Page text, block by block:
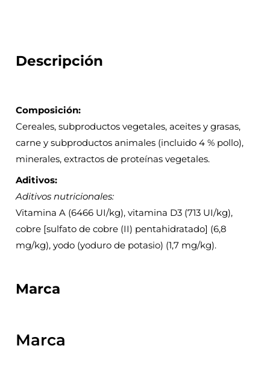
Descripción
Composición:
Cereales, subproductos vegetales, aceites y grasas,
carne y subproductos animales (incluido 4 % pollo),
minerales, extractos de proteínas vegetales.
Aditivos:
Aditivos nutricionales:
Vitamina A (6466 UI/kg), vitamina D3 (713 UI/kg),
cobre [sulfato de cobre (II) pentahidratado] (6,8
mg/kg), yodo (yoduro de potasio) (1,7 mg/kg).
Marca
Marca